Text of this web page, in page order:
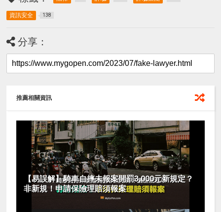
資訊安全 138
分享：
推薦相關資訊
【易誤解】騎車自摔未報案開罰3,000元新規定？
非新規！申請保險理賠須報案